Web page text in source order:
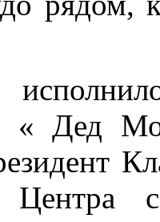
« Дед
Центра